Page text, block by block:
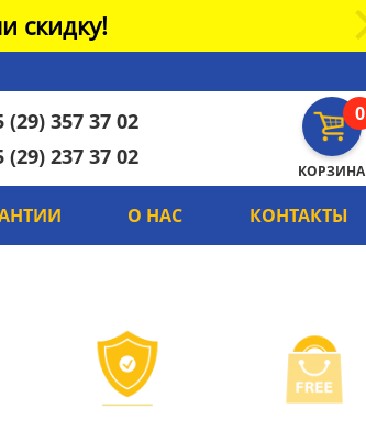
скидку!
0
КОРЗИНА
(29) 357 37 02
(29) 237 37 02
О НАС КОНТАКТЫ